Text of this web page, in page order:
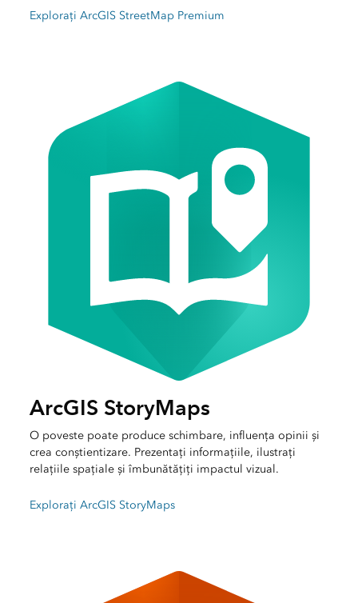
Explorați ArcGIS StreetMap Premium
ArcGIS StoryMaps
O poveste poate produce schimbare, influența opinii și
crea conștientizare. Prezentați informațiile, ilustrați
relațiile spațiale și îmbunătățiți impactul vizual.
Explorați ArcGIS StoryMaps